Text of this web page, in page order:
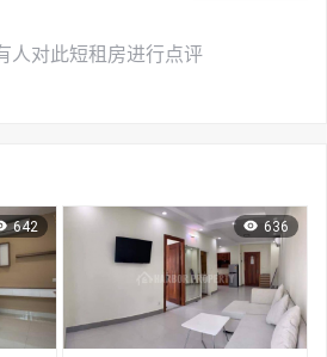
人对此短租房进行点评
642 636